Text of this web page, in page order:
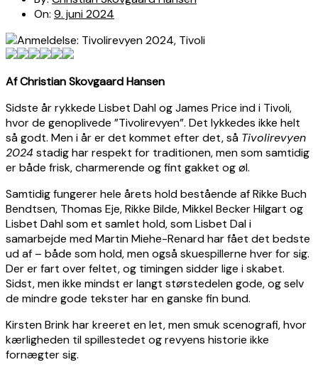
On: 9. juni 2024
Af Christian Skovgaard Hansen
Sidste år rykkede Lisbet Dahl og James Price ind i Tivoli,
hvor de genoplivede ”Tivolirevyen”. Det lykkedes ikke helt
så godt. Men i år er det kommet efter det, så Tivolirevyen
2024stadig har respekt for traditionen, men som samtidig
er både frisk, charmerende og fint gakket og øl.
Samtidig fungerer hele årets hold bestående af Rikke Buch
Bendtsen, Thomas Eje, Rikke Bilde, Mikkel Becker Hilgart og
Lisbet Dahl som et samlet hold, som Lisbet Dal i
samarbejde med Martin Miehe-Renard har fået det bedste
ud af – både som hold, men også skuespillerne hver for sig.
Der er fart over feltet, og timingen sidder lige i skabet.
Sidst, men ikke mindst er langt størstedelen gode, og selv
de mindre gode tekster har en ganske fin bund.
Kirsten Brink har kreeret en let, men smuk scenografi, hvor
kærligheden til spillestedet og revyens historie ikke
fornægter sig.